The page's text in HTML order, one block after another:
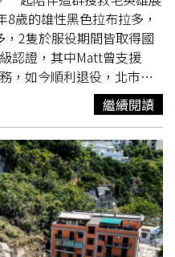
）市政府也向他
元）民事求償，希望追回
歲的雄性黑色拉布拉多，
2隻於服役期間皆取得國
認證，其中Matt曾支援
，如今順利退役，北市消
能讓他們有幸福的退休生
2024年潮境公園山崩勤
局指出，搜救犬長年投入高
春奉獻給每一次搜救任務，
防局希望透過公開寄養，為
庭，讓這些曾守護無數生命
自在奔跑、安心休息，誠摯
起成為搜救毛英雄退休生活
寄養。（圖／翻攝畫面）
繼續閱讀